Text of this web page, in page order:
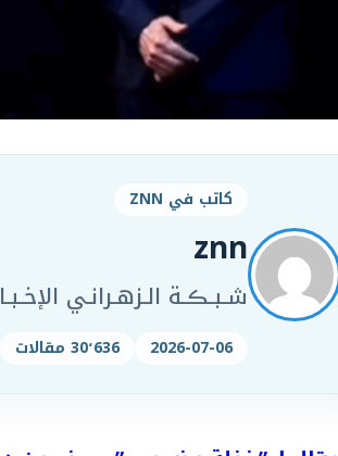
كاتب في ZNN
znn
شـبـڪـة الـزهـرانـي
2026-07-06 30٬636 مقالات